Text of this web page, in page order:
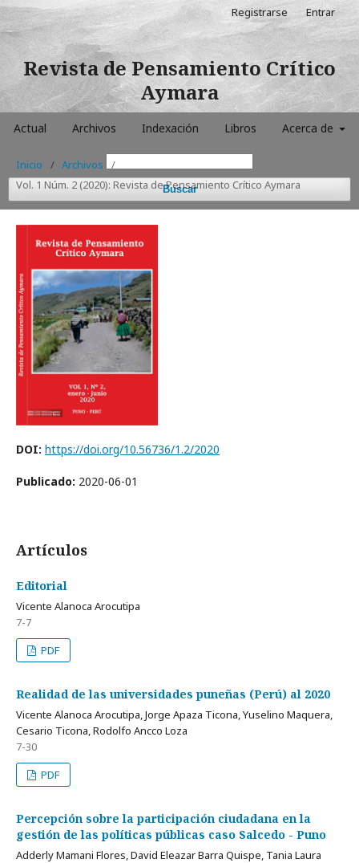
Revista de Pensamiento Crítico
Aymara
Actual Archivos Indexación Libros Acerca de
Buscar
Registrarse Entrar
Inicio / Archivos
/
Vol. 1 Núm. 2 (2020): Revista de Pensamiento Crítico Aymara
DOI: https://doi.org/10.56736/1.2/2020
Publicado: 2020-06-01
Artículos
Editorial
Vicente Alanoca Arocutipa
7-7
PDF
Realidad de las universidades puneñas (Perú) al 2020
Vicente Alanoca Arocutipa, Jorge Apaza Ticona, Yuselino Maquera,
Cesario Ticona, Rodolfo Ancco Loza
7-30
PDF
Percepción sobre la participación ciudadana en la
gestión de las políticas públicas caso Salcedo - Puno
Adderly Mamani Flores, David Eleazar Barra Quispe, Tania Laura